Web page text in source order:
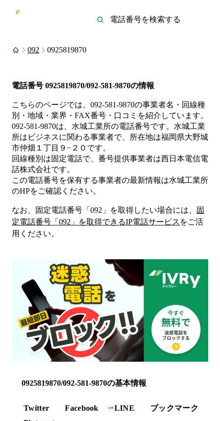
092 0925819870
電話番号 0925819870/092-581-9870の情報
こちらのページでは、 092-581-9870の事業者名・回線種
別・地域・業界・FAX番号・口コミを紹介しています。
092-581-9870は、 水城工業所の電話番号です。 水城工業
所は ビジネスに関わる事業者で、所在地は福岡県大野城
市仲畑１丁目９−２０ です。
回線種別は固定電話で、番号提供事業者は西日本電信電
話株式会社です。
この電話番号を保有する事業者の最新情報は水城工業所
のHPをご確認ください。
なお、固定電話番号「 092 」を取得したい場合には、
固
定電話番号「 092 」を取得できるIP電話サービス をご活
用ください。
0925819870/092-581-9870の基本情報
Twitter Facebook LINE
ブックマーク